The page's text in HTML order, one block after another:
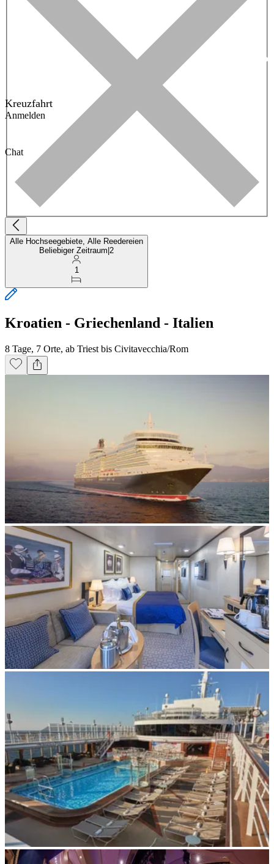
Kreuzfahrt
Anmelden
Chat
Alle Hochseegebiete, Alle Reedereien
Beliebiger Zeitraum 2
1
Kroatien - Griechenland - Italien
8 Tage, 7 Orte, ab Triest bis Civitavecchia/Rom